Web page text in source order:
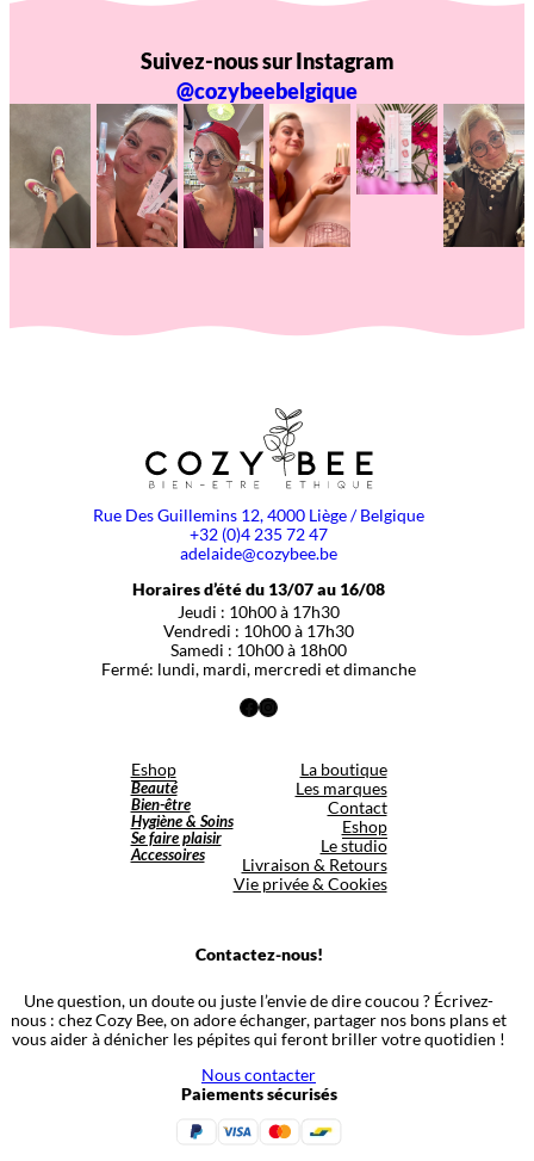
Suivez-nous sur Instagram
@cozybeebelgique
Rue Des Guillemins 12, 4000 Liège / Belgique
+32 (0)4 235 72 47
adelaide@cozybee.be
Horaires d’été du 13/07 au 16/08
Jeudi : 10h00 à 17h30
Vendredi : 10h00 à 17h30
Samedi : 10h00 à 18h00
Fermé: lundi, mardi, mercredi et dimanche
Facebook
Instagram
Eshop
Beauté
Bien-être
Hygiène & Soins
Se faire plaisir
Accessoires
La boutique
Les marques
Contact
Eshop
Le studio
Livraison & Retours
Vie privée & Cookies
Contactez-nous!
Une question, un doute ou juste l’envie de dire coucou ? Écrivez-
nous : chez Cozy Bee, on adore échanger, partager nos bons plans et
vous aider à dénicher les pépites qui feront briller votre quotidien !
Nous contacter
Paiements sécurisés